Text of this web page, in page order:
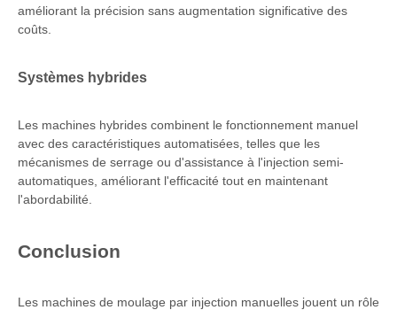
améliorant la précision sans augmentation significative des
coûts.
Systèmes hybrides
Les machines hybrides combinent le fonctionnement manuel
avec des caractéristiques automatisées, telles que les
mécanismes de serrage ou d'assistance à l'injection semi-
automatiques, améliorant l'efficacité tout en maintenant
l'abordabilité.
Conclusion
Les machines de moulage par injection manuelles jouent un rôle